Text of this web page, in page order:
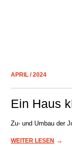
APRIL / 2024
Ein Haus
Zu- und Umbau der
WEITER LESEN →